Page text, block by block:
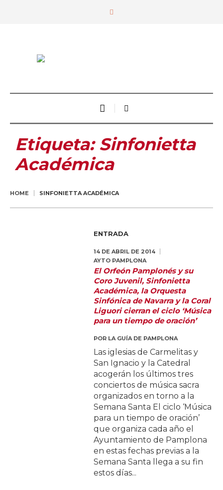
Etiqueta:Sinfonietta
Académica
HOME SINFONIETTA ACADÉMICA
ENTRADA
14 DE ABRIL DE 2014
AYTO PAMPLONA
El Orfeón Pamplonés y su
Coro Juvenil, Sinfonietta
Académica, la Orquesta
Sinfónica de Navarra y la Coral
Liguori cierran el ciclo ‘Música
para un tiempo de oración’
POR LA GUÍA DE PAMPLONA
Las iglesias de Carmelitas y
San Ignacio y la Catedral
acogerán los últimos tres
conciertos de música sacra
organizados en torno a la
Semana Santa El ciclo ‘Música
para un tiempo de oración’
que organiza cada año el
Ayuntamiento de Pamplona
en estas fechas previas a la
Semana Santa llega a su fin
estos días...